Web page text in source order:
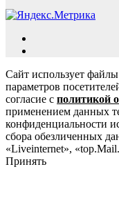
Сайт использует
параметров
согласие с политикой
применением данных
конфиденциальности
сбора обезличенных
«Liveinternet»,
Принять